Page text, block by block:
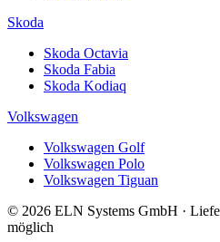
Skoda
Skoda Octavia
Skoda Fabia
Skoda Kodiaq
Volkswagen
Volkswagen Golf
Volkswagen Polo
Volkswagen Tiguan
© 2026 ELN Systems GmbH ·
möglich